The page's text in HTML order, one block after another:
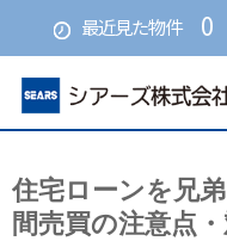
最近見た物件 0
住宅ローンを兄
間売買の注意点